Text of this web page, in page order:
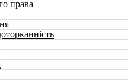
права